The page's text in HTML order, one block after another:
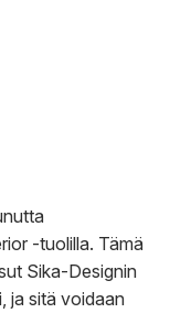
-tuolilla. Tämä
Sika-Designin
ja sitä voidaan